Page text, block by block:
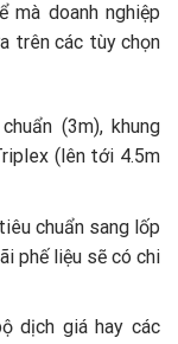
mà doanh nghiệp
trên các tùy chọn
(3m), khung
(lên tới 4.5m
chuẩn sang lốp
phế liệu sẽ có chi
dịch giá hay các